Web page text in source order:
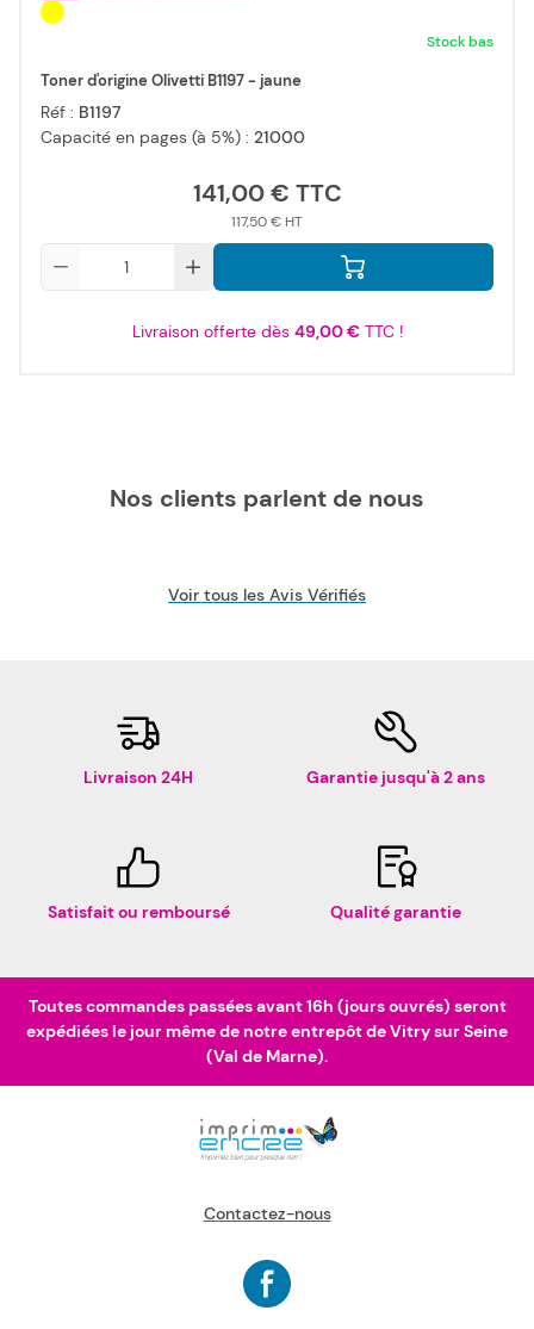
Stock bas
Toner d'origine Olivetti B1197 - jaune
Réf : B1197
Capacité en pages (à 5%) : 21000
141,00 €
117,50 €
Livraison offerte dès 49,00 €TTC !
Nos clients parlent de nous
Voir tous les Avis Vérifiés
Livraison 24H Garantie jusqu'à 2 ans
Satisfait ou remboursé Qualité garantie
Toutes commandes passées avant 16h (jours ouvrés) seront
expédiées le jour même de notre entrepôt de Vitry sur Seine
(Val de Marne).
Contactez-nous